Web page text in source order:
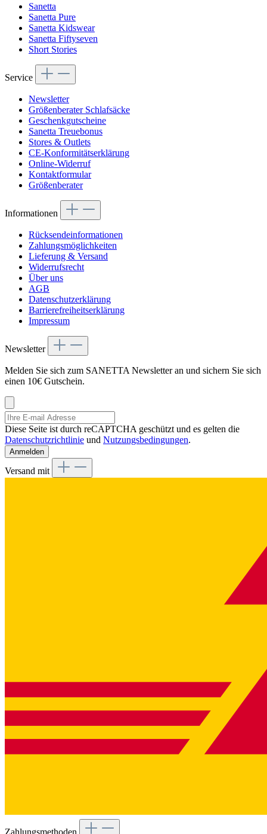
Sanetta
Sanetta Pure
Sanetta Kidswear
Sanetta Fiftyseven
Short Stories
Service
Newsletter
Größenberater Schlafsäcke
Geschenkgutscheine
Sanetta Treuebonus
Stores & Outlets
CE-Konformitätserklärung
Online-Widerruf
Kontaktformular
Größenberater
Informationen
Rücksendeinformationen
Zahlungsmöglichkeiten
Lieferung & Versand
Widerrufsrecht
Über uns
AGB
Datenschutzerklärung
Barrierefreiheitserklärung
Impressum
Newsletter
Melden Sie sich zum SANETTA Newsletter an und sichern Sie sich
einen 10€ Gutschein.
Diese Seite ist durch reCAPTCHA geschützt und es gelten die
Datenschutzrichtlinie und Nutzungsbedingungen.
Anmelden
Versand mit